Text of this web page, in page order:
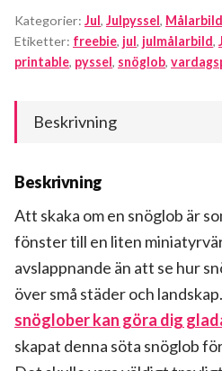
Kategorier: Jul, Julpyssel,
Etiketter: freebie, jul, julmålarbild,
printable, pyssel, snöglob,
Beskrivning
Beskrivning
Att skaka om en snöglob är
fönster till en liten
avslappnande än att se hur
över små städer och
snöglober kan göra dig
skapat denna söta snöglob